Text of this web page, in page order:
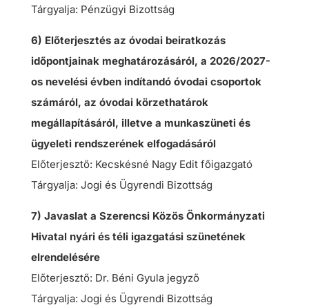
Tárgyalja: Pénzügyi Bizottság
6) Előterjesztés az óvodai beiratkozás
időpontjainak meghatározásáról, a 2026/2027-
os nevelési évben indítandó óvodai csoportok
számáról, az óvodai körzethatárok
megállapításáról, illetve a munkaszüneti és
ügyeleti rendszerének elfogadásáról
Előterjesztő: Kecskésné Nagy Edit főigazgató
Tárgyalja: Jogi és Ügyrendi Bizottság
7) Javaslat a Szerencsi Közös Önkormányzati
Hivatal nyári és téli igazgatási szünetének
elrendelésére
Előterjesztő: Dr. Béni Gyula jegyző
Tárgyalja: Jogi és Ügyrendi Bizottság